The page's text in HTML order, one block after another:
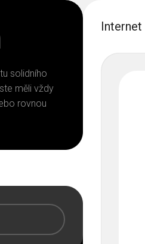
solidního
měli vždy
rovnou
Internet